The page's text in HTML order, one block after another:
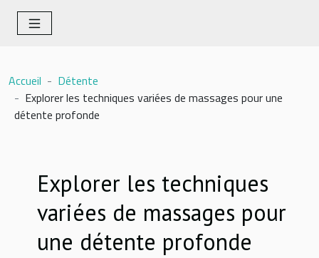
Accueil
Détente
Explorer les techniques variées de massages pour une
détente profonde
Explorer les techniques
variées de massages pour
une détente profonde